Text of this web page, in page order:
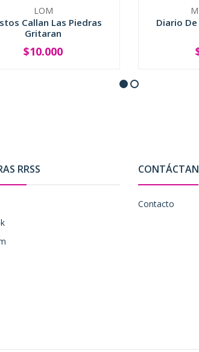
LOM
Callan Las Piedras
Gritaran
+
$10.000
Diario
RRSS
Contacto